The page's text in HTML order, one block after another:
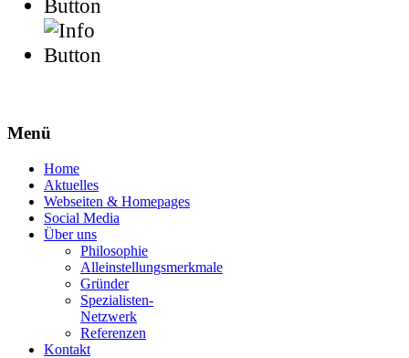
Menü
Home
Aktuelles
Webseiten & Homepages
Social Media
Über uns
Philosophie
Alleinstellungsmerkmale
Gründer
Spezialisten-
Netzwerk
Referenzen
Kontakt